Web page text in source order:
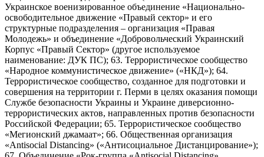
Украинское военизированное объединение «Национально-
освободительное движение «Правый сектор» и его
структурные подразделения – организация «Правая
Молодежь» и объединение «Добровольческий Украинский
Корпус «Правый Сектор» (другое используемое
наименование: ДУК ПС); 63. Террористическое сообщество
«Народное коммунистическое движение» («НКД»); 64.
Террористическое сообщество, созданное для подготовки и
совершения на территории г. Перми в целях оказания помощи
Службе безопасности Украины и Украине диверсионно-
террористических актов, направленных против безопасности
Российской Федерации; 65. Террористическое сообщество
«Мегионский джамаат»; 66. Общественная организация
«Antisocial Distancing» («Антисоциальное Дистанцирование»);